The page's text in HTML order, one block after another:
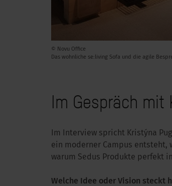
© Novu Office
Das wohnliche se:living Sofa und die agile
Im Gespräch mit
Im Interview spricht Kristýna
ein moderner Campus
warum Sedus Produkte perfekt
Welche Idee oder Vision steckt